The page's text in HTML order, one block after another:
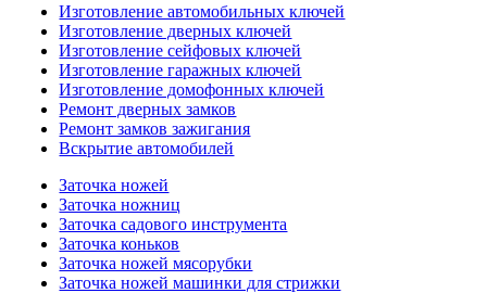
Изготовление автомобильных ключей
Изготовление дверных ключей
Изготовление сейфовых ключей
Изготовление гаражных ключей
Изготовление домофонных ключей
Ремонт дверных замков
Ремонт замков зажигания
Вскрытие автомобилей
Заточка ножей
Заточка ножниц
Заточка садового инструмента
Заточка коньков
Заточка ножей мясорубки
Заточка ножей машинки для стрижки